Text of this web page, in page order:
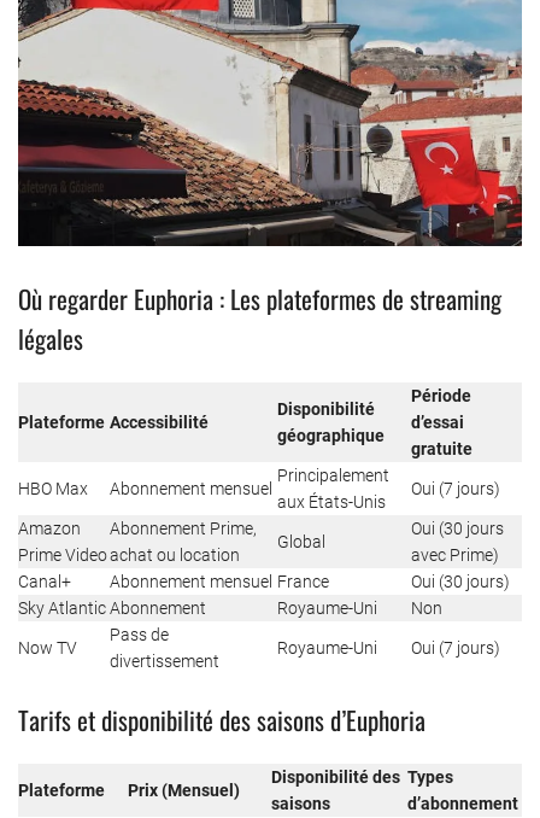
Où regarder Euphoria : Les plateformes de streaming
légales
Plateforme Accessibilité
Disponibilité
géographique
Période
d’essai
gratuite
HBO Max Abonnement mensuel
Principalement
aux États-Unis
Oui (7 jours)
Amazon
Prime Video
Abonnement Prime,
achat ou location
Global
Oui (30 jours
avec Prime)
Canal+
Abonnement mensuel France
Oui (30 jours)
Sky AtlanticAbonnement Royaume-Uni Non
Now TV
Pass de
divertissement
Royaume-Uni Oui (7 jours)
Tarifs et disponibilité des saisons d’Euphoria
Plateforme Prix (Mensuel)
Disponibilité des
saisons
Types
d’abonnement